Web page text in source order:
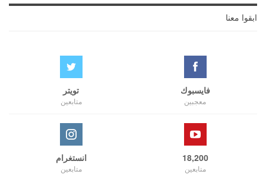
ابقوا معنا
فايسبوك
معجبين
تويتر
متابعين
18,200
متابعين
انستغرام
متابعين